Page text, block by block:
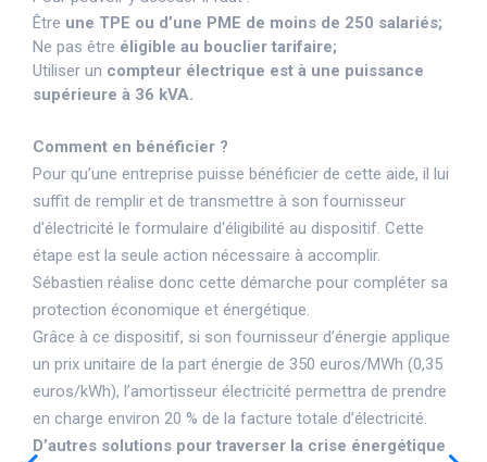
Être une TPE ou d’une PME de moins de 250 salariés;
Ne pas être éligible au bouclier tarifaire;
Utiliser un compteur électrique est à une puissance
supérieure à 36 kVA.
Comment en bénéficier ?
Pour qu’une entreprise puisse bénéficier de cette aide, il lui
suffit de remplir et de transmettre à son fournisseur
d'électricité le formulaire d'éligibilité au dispositif. Cette
étape est la seule action nécessaire à accomplir.
Sébastien réalise donc cette démarche pour compléter sa
protection économique et énergétique.
Grâce à ce dispositif, si son fournisseur d’énergie applique
un prix unitaire de la part énergie de 350 euros/MWh (0,35
euros/kWh), l’amortisseur électricité permettra de prendre
en charge environ 20 % de la facture totale d’électricité.
D’autres solutions pour traverser la crise énergétique